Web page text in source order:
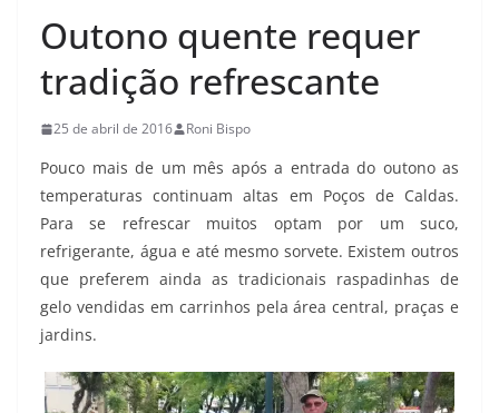
Outono quente requer
tradição refrescante
25 de abril de 2016 Roni Bispo
Pouco mais de um mês após a entrada do outono as
temperaturas continuam altas em Poços de Caldas.
Para se refrescar muitos optam por um suco,
refrigerante, água e até mesmo sorvete. Existem outros
que preferem ainda as tradicionais raspadinhas de
gelo vendidas em carrinhos pela área central, praças e
jardins.